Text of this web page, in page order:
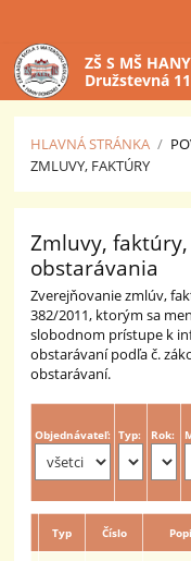
ZŠ S MŠ
Družstevná
HLAVNÁ STRÁNKA /
ZMLUVY, FAKTÚRY
faktúry
Zmluvy,
obstarávania
Zverejňovanie zmlúv,
382/2011, ktorým sa
slobodnom prístupe k
obstarávaní podľa č.
obstarávaní.
Objednávateľ: Typ: Rok:
Typ Číslo